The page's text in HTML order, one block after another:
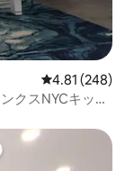
レビュー248
4.81 (248)
クスNYCキッ